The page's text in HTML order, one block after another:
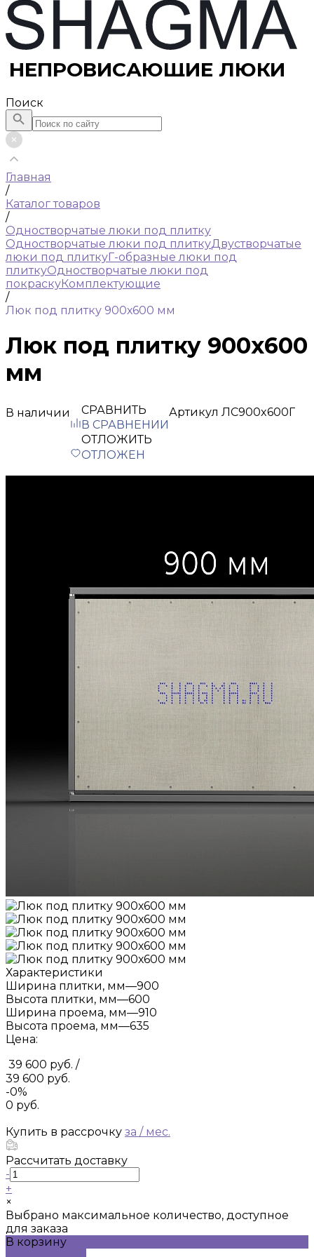
НЕПРОВИСАЮЩИЕ ЛЮКИ
Поиск
Главная
/
Каталог товаров
/
Одностворчатые люки под плитку
Одностворчатые люки под плиткуДвустворчатые
люки под плиткуГ-образные люки под
плиткуОдностворчатые люки под
покраскуКомплектующие
/
Люк под плитку 900х600 мм
Люк под плитку 900х600
мм
В наличии
СРАВНИТЬ
В СРАВНЕНИИ
ОТЛОЖИТЬ
ОТЛОЖЕН
Артикул ЛС900x600Г
Характеристики
Ширина плитки, мм—900
Высота плитки, мм—600
Ширина проема, мм—910
Высота проема, мм—635
Цена:
39 600 руб. /
39 600 руб.
-0%
0 руб.
Купить в рассрочку за / мес.
Рассчитать доставку
-
+
×
Выбрано максимальное количество, доступное
для заказа
В корзину